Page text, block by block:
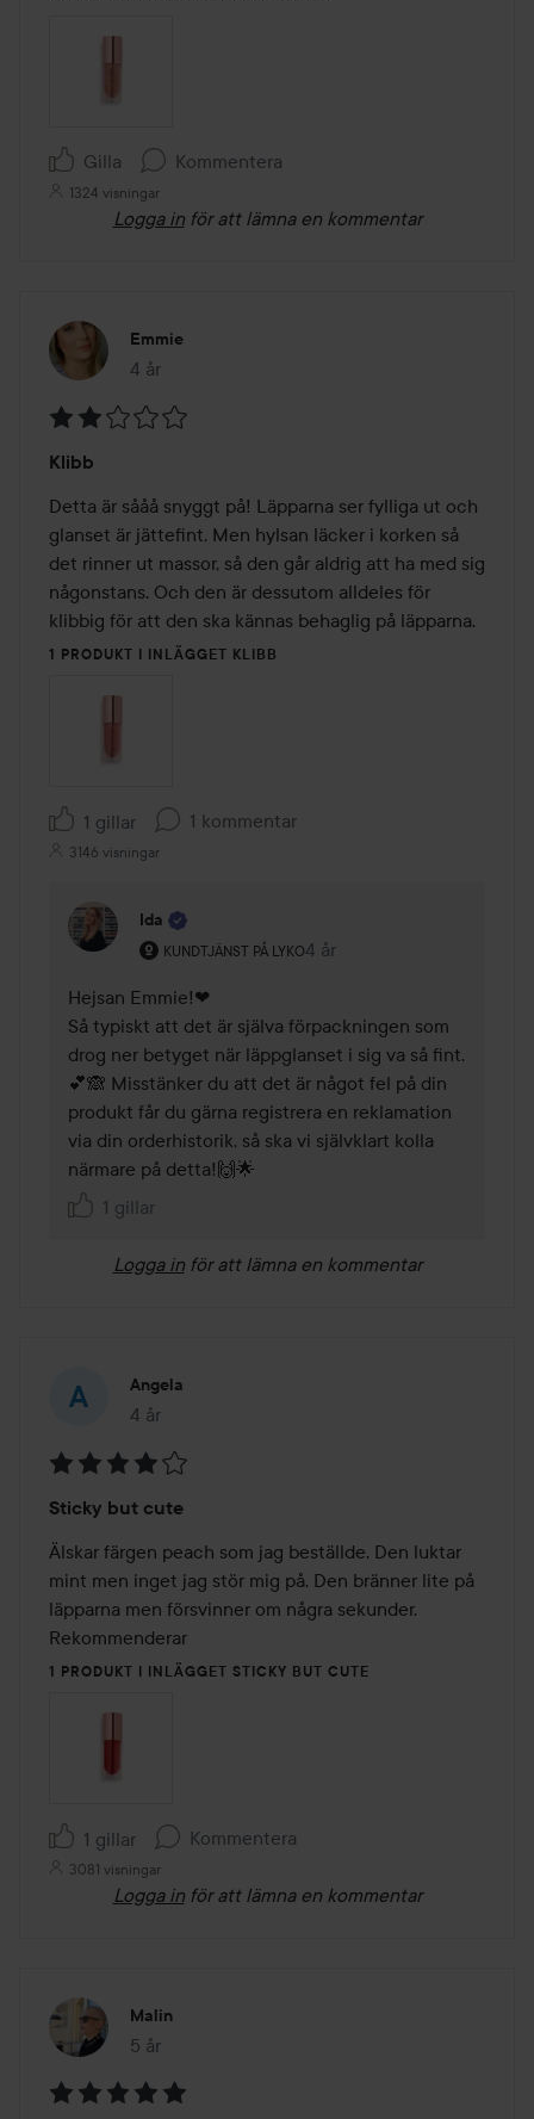
Gilla Kommentera
1324 visningar
Logga in för att lämna en kommentar
Emmie
4 år
Inlägget skapades 4 år
2
av
5
Klibb
Detta är sååå snyggt på! Läpparna ser fylliga ut och
glanset är jättefint. Men hylsan läcker i korken så
det rinner ut massor, så den går aldrig att ha med sig
någonstans. Och den är dessutom alldeles för
klibbig för att den ska kännas behaglig på läpparna.
1 PRODUKT I INLÄGGET KLIBB
1 gillar 1 kommentar
3146 visningar
Ida
KUNDTJÄNST PÅ LYKO
Användarens roll: Kundtjänst på Lyko.
4 år
Kommentaren lades 4 år
Hejsan Emmie!❤
Så typiskt att det är själva förpackningen som
drog ner betyget när läppglanset i sig va så fint.
💕🙈 Misstänker du att det är något fel på din
produkt får du gärna registrera en reklamation
via din orderhistorik, så ska vi självklart kolla
närmare på detta!🙌🌟
1 gillar
Logga in för att lämna en kommentar
Angela
4 år
Inlägget skapades 4 år
4
av
5
Sticky but cute
Älskar färgen peach som jag beställde. Den luktar
mint men inget jag stör mig på. Den bränner lite på
läpparna men försvinner om några sekunder.
Rekommenderar
1 PRODUKT I INLÄGGET STICKY BUT CUTE
1 gillar Kommentera
3081 visningar
Logga in för att lämna en kommentar
Malin
5 år
Inlägget skapades 5 år